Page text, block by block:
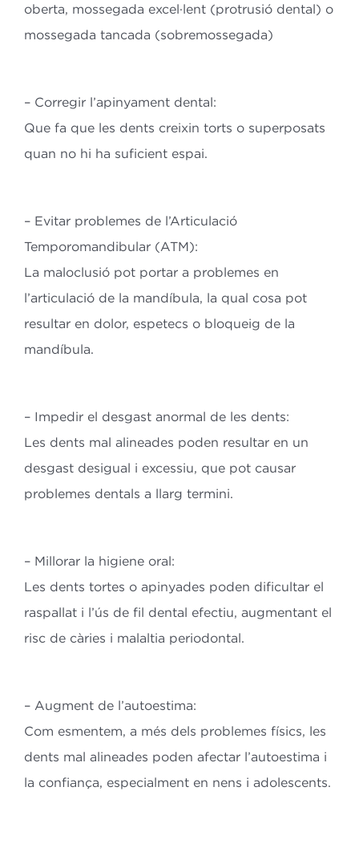
oberta, mossegada excel·lent (protrusió dental) o
mossegada tancada (sobremossegada)
– Corregir l’apinyament dental:
Que fa que les dents creixin torts o superposats
quan no hi ha suficient espai.
– Evitar problemes de l’Articulació
Temporomandibular (ATM):
La maloclusió pot portar a problemes en
l’articulació de la mandíbula, la qual cosa pot
resultar en dolor, espetecs o bloqueig de la
mandíbula.
– Impedir el desgast anormal de les dents:
Les dents mal alineades poden resultar en un
desgast desigual i excessiu, que pot causar
problemes dentals a llarg termini.
– Millorar la higiene oral:
Les dents tortes o apinyades poden dificultar el
raspallat i l’ús de fil dental efectiu, augmentant el
risc de càries i malaltia periodontal.
– Augment de l’autoestima:
Com esmentem, a més dels problemes físics, les
dents mal alineades poden afectar l’autoestima i
la confiança, especialment en nens i adolescents.